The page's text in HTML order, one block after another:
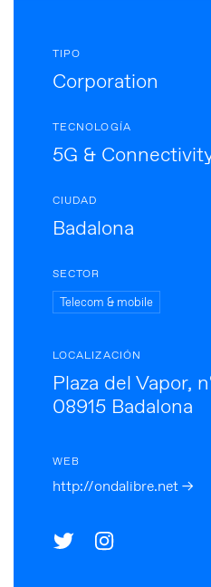
TIPO
Corporation
TECNOLOGÍA
5G &
CIUDAD
Badalona
SECTOR
Telecom & mobile
LOCALIZACIÓN
Plaza del Vapor,
08915 Badalona
WEB
http://ondalibre.net →